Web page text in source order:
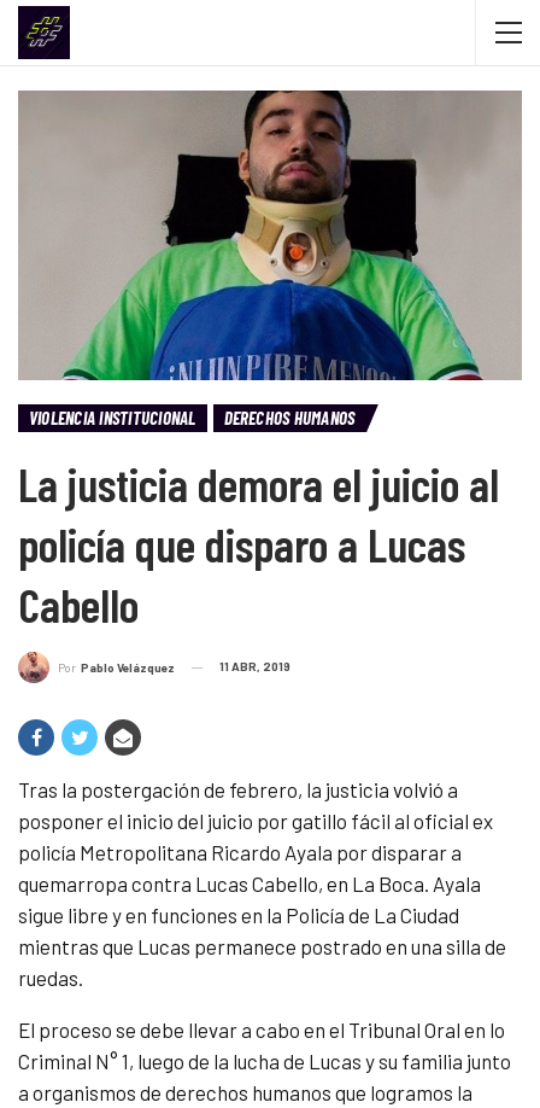
VIOLENCIA INSTITUCIONAL DERECHOS HUMANOS
La justicia demora el juicio al
policía que disparo a Lucas
Cabello
Por Pablo Velázquez 11 ABR, 2019
Tras la postergación de febrero, la justicia volvió a
posponer el inicio del juicio por gatillo fácil al oficial ex
policía Metropolitana Ricardo Ayala por disparar a
quemarropa contra Lucas Cabello, en La Boca. Ayala
sigue libre y en funciones en la Policía de La Ciudad
mientras que Lucas permanece postrado en una silla de
ruedas.
El proceso se debe llevar a cabo en el Tribunal Oral en lo
Criminal N° 1, luego de la lucha de Lucas y su familia junto
a organismos de derechos humanos que logramos la